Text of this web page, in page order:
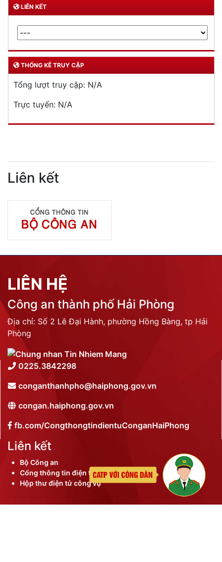
LIÊN KẾT
THỐNG KÊ TRUY CẬP
Tổng lượt truy cập: N/A
Trực tuyến: N/A
Liên kết
LIÊN HỆ
Công an thành phố Hải Phòng
Địa chỉ: Số 2 Lê Đại Hành, phường Hồng Bàng, tp Hải
Phòng
0225.3842298
conganthanhpho@haiphong.gov.vn
congan.haiphong.gov.vn
fb.com/CongthongtindientuConganHaiPhong
Liên kết
Bộ Công an
Cổng thông tin điện tử thành phố
Hộp thư điện tử công vụ